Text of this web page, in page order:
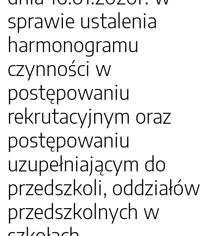
sprawie ustalenia
harmonogramu
czynności w
postępowaniu
rekrutacyjnym oraz
postępowaniu
uzupełniającym do
przedszkoli, oddziałów
przedszkolnych w